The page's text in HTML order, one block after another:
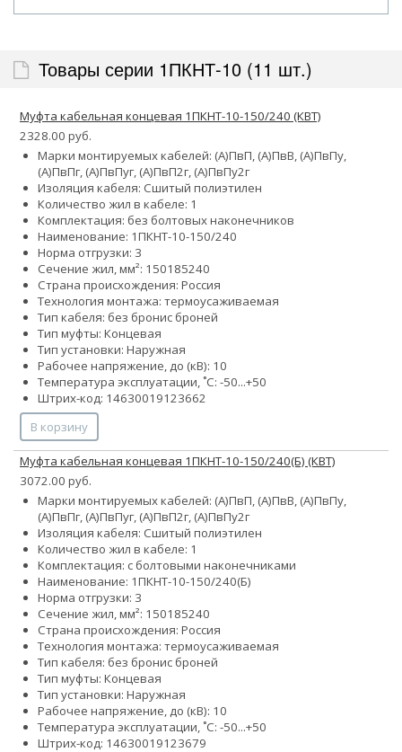
Товары серии 1ПКНТ-10 (11 шт.)
Муфта кабельная концевая 1ПКНТ-10-150/240 (КВТ)
2328.00 руб.
Марки монтируемых кабелей: (А)ПвП, (А)ПвВ, (А)ПвПу,
(А)ПвПг, (А)ПвПуг, (А)ПвП2г, (А)ПвПу2г
Изоляция кабеля: Сшитый полиэтилен
Количество жил в кабеле: 1
Комплектация: без болтовых наконечников
Наименование: 1ПКНТ-10-150/240
Норма отгрузки: 3
Сечение жил, мм²: 150185240
Страна происхождения: Россия
Технология монтажа: термоусаживаемая
Тип кабеля: без бронис броней
Тип муфты: Концевая
Тип установки: Наружная
Рабочее напряжение, до (кВ): 10
Температура эксплуатации, ˚С: -50...+50
Штрих-код: 14630019123662
В корзину
Муфта кабельная концевая 1ПКНТ-10-150/240(Б) (КВТ)
3072.00 руб.
Марки монтируемых кабелей: (А)ПвП, (А)ПвВ, (А)ПвПу,
(А)ПвПг, (А)ПвПуг, (А)ПвП2г, (А)ПвПу2г
Изоляция кабеля: Сшитый полиэтилен
Количество жил в кабеле: 1
Комплектация: с болтовыми наконечниками
Наименование: 1ПКНТ-10-150/240(Б)
Норма отгрузки: 3
Сечение жил, мм²: 150185240
Страна происхождения: Россия
Технология монтажа: термоусаживаемая
Тип кабеля: без бронис броней
Тип муфты: Концевая
Тип установки: Наружная
Рабочее напряжение, до (кВ): 10
Температура эксплуатации, ˚С: -50...+50
Штрих-код: 14630019123679